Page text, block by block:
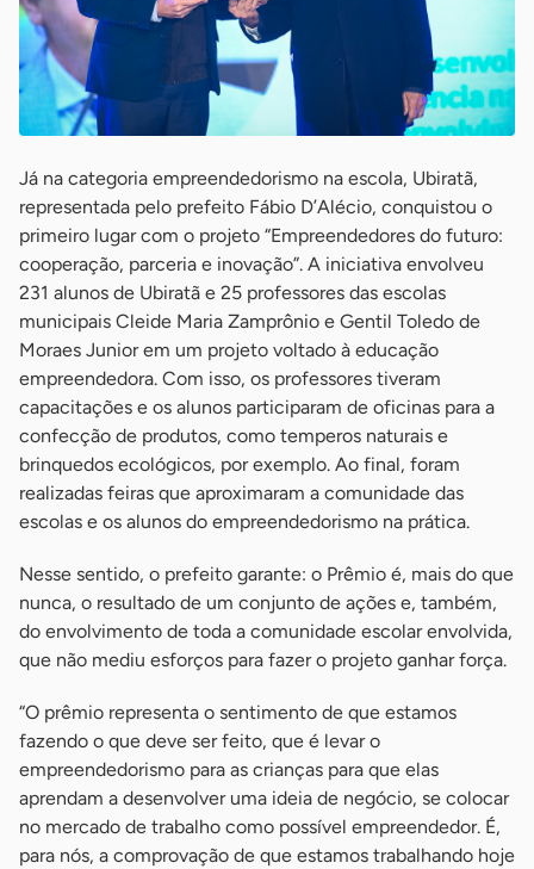
Já na categoria empreendedorismo na escola, Ubiratã,
representada pelo prefeito Fábio D’Alécio, conquistou o
primeiro lugar com o projeto “Empreendedores do futuro:
cooperação, parceria e inovação”. A iniciativa envolveu
231 alunos de Ubiratã e 25 professores das escolas
municipais Cleide Maria Zamprônio e Gentil Toledo de
Moraes Junior em um projeto voltado à educação
empreendedora. Com isso, os professores tiveram
capacitações e os alunos participaram de oficinas para a
confecção de produtos, como temperos naturais e
brinquedos ecológicos, por exemplo. Ao final, foram
realizadas feiras que aproximaram a comunidade das
escolas e os alunos do empreendedorismo na prática.
Nesse sentido, o prefeito garante: o Prêmio é, mais do que
nunca, o resultado de um conjunto de ações e, também,
do envolvimento de toda a comunidade escolar envolvida,
que não mediu esforços para fazer o projeto ganhar força.
“O prêmio representa o sentimento de que estamos
fazendo o que deve ser feito, que é levar o
empreendedorismo para as crianças para que elas
aprendam a desenvolver uma ideia de negócio, se colocar
no mercado de trabalho como possível empreendedor. É,
para nós, a comprovação de que estamos trabalhando hoje